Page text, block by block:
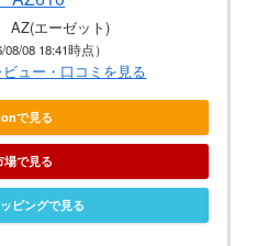
AZ(エーゼット)
08/08 18:41時点）
ュー・口コミを見る
で見る
場で見る
ピングで見る